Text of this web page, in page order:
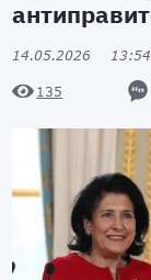
14.05.2026
135